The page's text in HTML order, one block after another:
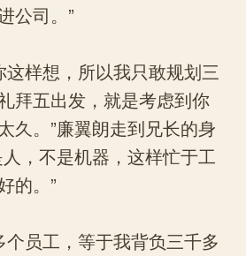
公司。”
样想，所以我只敢规划三
拜五出发，就是考虑到你
久。”廉翼朗走到兄长的身
，不是机器，这样忙于工
的。”
员工，等于我背负三千多